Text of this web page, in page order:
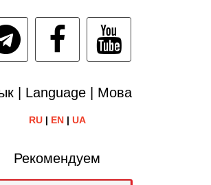
| Language | Мова
RU| EN| UA
Рекомендуем